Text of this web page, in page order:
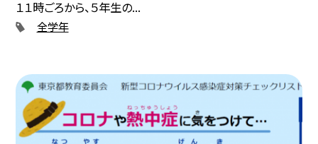
１１時ごろから、５年生の...
全学年